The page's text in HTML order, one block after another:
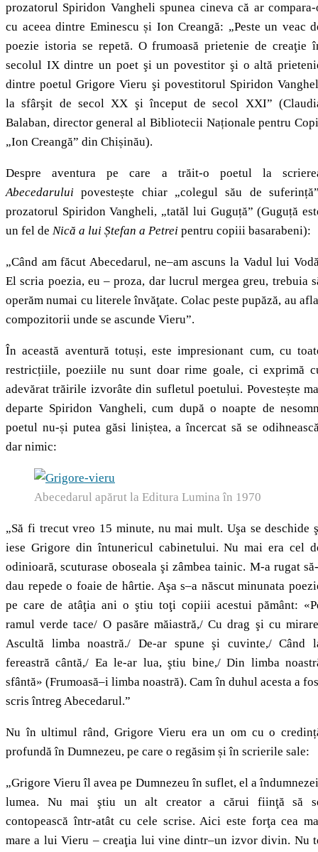
prozatorul Spiridon Vangheli spunea cineva că ar compara-
cu aceea dintre Eminescu și Ion Creangă: „Peste un veac
poezie istoria se repetă. O frumoasă prietenie de creaţie
secolul IX dintre un poet şi un povestitor şi o altă
dintre poetul Grigore Vieru şi povestitorul Spiridon
la sfârşit de secol XX şi început de secol XXI”
Balaban, director general al Bibliotecii Naționale pentru
„Ion Creangă” din Chișinău).
Despre aventura pe care a trăit-o poetul la
Abecedarului povestește chiar „colegul său de
prozatorul Spiridon Vangheli, „tatăl lui Guguță” (Guguță
un fel de Nică a lui Ștefan a Petrei pentru copiii basarabeni):
„Când am făcut Abecedarul, ne–am ascuns la Vadul lui
El scria poezia, eu – proza, dar lucrul mergea greu, trebuia
operăm numai cu literele învăţate. Colac peste pupăză, au
compozitorii unde se ascunde Vieru”.
În această aventură totuși, este impresionant cum, cu
restricțiile, poeziile nu sunt doar rime goale, ci exprimă
adevărat trăirile izvorâte din sufletul poetului. Povestește
departe Spiridon Vangheli, cum după o noapte de
poetul nu-și putea găsi liniștea, a încercat să se
dar nimic:
Abecedarul apărut la Editura Lumina în 1970
„Să fi trecut vreo 15 minute, nu mai mult. Uşa se deschide
iese Grigore din întunericul cabinetului. Nu mai era cel
odinioară, scuturase oboseala şi zâmbea tainic. M-a rugat
dau repede o foaie de hârtie. Aşa s–a născut minunata
pe care de atâţia ani o ştiu toţi copiii acestui pământ:
ramul verde tace/ O pasăre măiastră,/ Cu drag şi cu
Ascultă limba noastră./ De-ar spune şi cuvinte,/ Când
fereastră cântă,/ Ea le-ar lua, ştiu bine,/ Din limba
sfântă» (Frumoasă–i limba noastră). Cam în duhul acesta a
scris întreg Abecedarul.”
Nu în ultimul rând, Grigore Vieru era un om cu o
profundă în Dumnezeu, pe care o regăsim și în scrierile sale:
„Grigore Vieru îl avea pe Dumnezeu în suflet, el a
lumea. Nu mai ştiu un alt creator a cărui fiinţă să
contopească într-atât cu cele scrise. Aici este forţa cea
mare a lui Vieru – creaţia lui vine dintr–un izvor divin. Nu